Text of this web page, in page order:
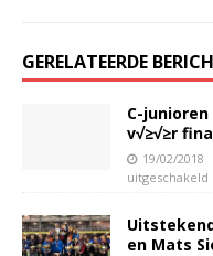
GERELATEERDE
C-
v√≥√≥r
19/02/2018
uitgeschakeld
en Mats